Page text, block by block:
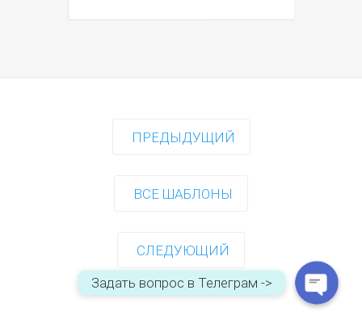
ПРЕДЫДУЩИЙ
ВСЕ ШАБЛОНЫ
СЛЕДУЮЩИЙ
Задать вопрос в Телеграм ->